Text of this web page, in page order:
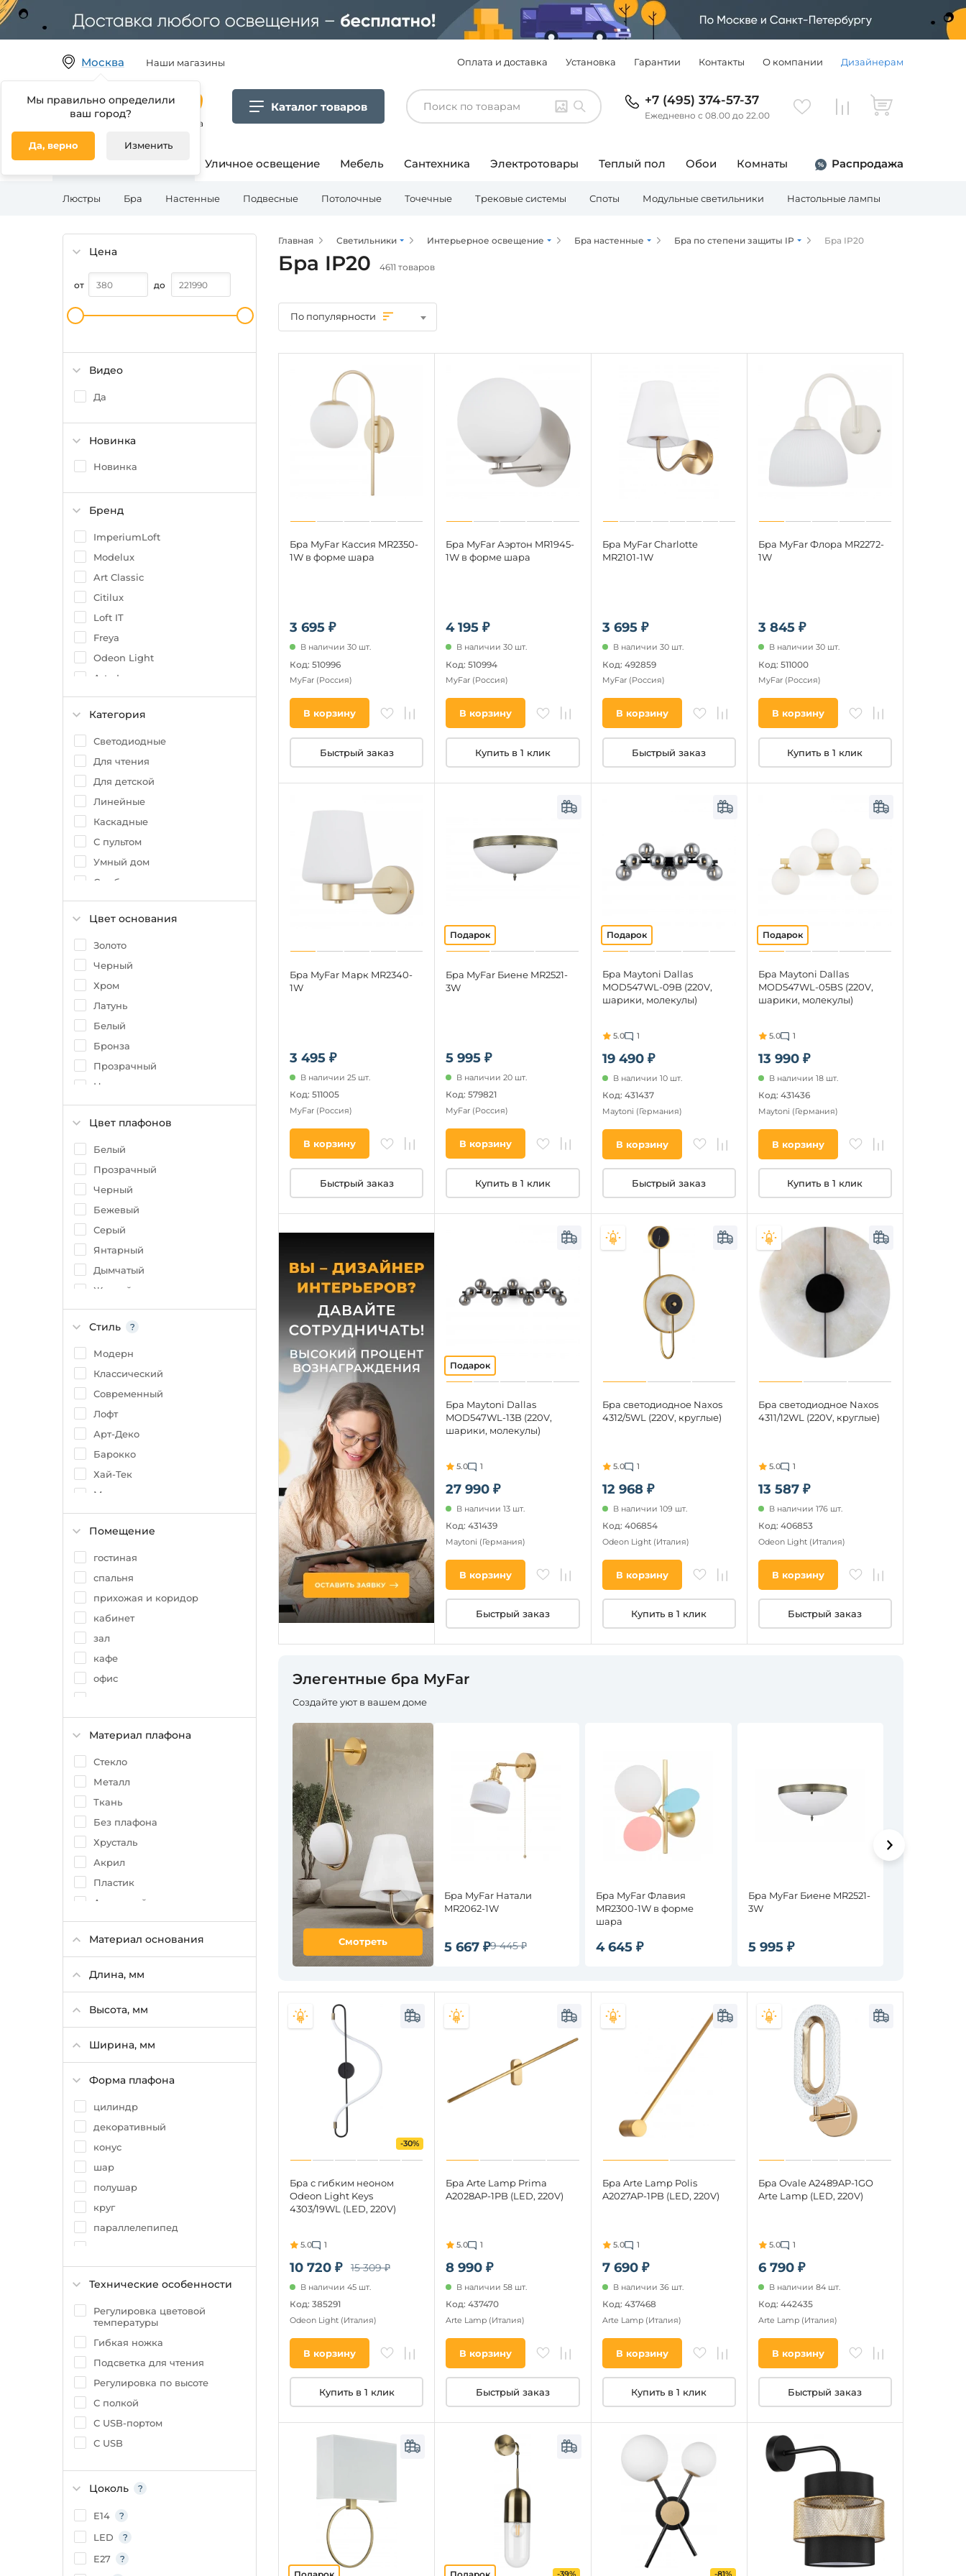
Москва
Мы правильно определили
ваш город?
Да, верно Изменить
Наши магазины Оплата и доставка Установка Гарантии Контакты О компании Дизайнерам
Гипермаркет товаров для дома
Каталог товаров +7 (495) 374-57-37
Ежедневно с 08.00 до 22.00
Освещение для дома Уличное освещение Мебель Сантехника Электротовары Теплый пол Обои Комнаты Распродажа
Люстры Бра Настенные Подвесные Потолочные Точечные Трековые системы Споты Модульные светильники Настольные лампы
Цена
от до
Видео
Да
Новинка
Новинка
Бренд
ImperiumLoft
Modelux
Art Classic
Citilux
Loft IT
Freya
Odeon Light
Arte Lamp
Ambrella
Eurosvet
Crystal Lux
Omnilux
Reccagni Angelo
Maytoni
Категория
Светодиодные
Для чтения
Для детской
Линейные
Каскадные
С пультом
Умный дом
С гибким неоном
На штанге
Цвет основания
Золото
Черный
Хром
Латунь
Белый
Бронза
Прозрачный
Никель
Коричневый
Бежевый
Серый
Серебро
Древесный
Желтый
Цвет плафонов
Белый
Прозрачный
Черный
Бежевый
Серый
Янтарный
Дымчатый
Желтый
Золото
Коричневый
Матовый
Латунь
Хром
Зеленый
Стиль
Модерн
Классический
Современный
Лофт
Арт-Деко
Барокко
Хай-Тек
Минимализм
Ампир
Кантри
Техно
Флористика
Скандинавский
Ретро
Помещение
гостиная
спальня
прихожая и коридор
кабинет
зал
кафе
офис
кухня
дача
детская
магазин
над обеденным столом
над кухонным островом
Материал плафона
Стекло
Металл
Ткань
Без плафона
Хрусталь
Акрил
Пластик
Алюминий
Дерево
ПВХ
Камень
Материал основания
Длина, мм
Высота, мм
Ширина, мм
Форма плафона
цилиндр
декоративный
конус
шар
полушар
круг
параллелепипед
полусфера
куб
прямоугольник
полукруг
призма
бокал
Технические особенности
Регулировка цветовой
температуры
Гибкая ножка
Подсветка для чтения
Регулировка по высоте
С полкой
С USB-портом
С USB
Регулировка яркости
Ночной режим
Цоколь
E14
LED
E27
Главная Светильники Интерьерное освещение Бра настенные Бра по степени защиты IP Бра IP20
Бра IP20 4611 товаров
По популярности
3 695 ₽
Бра MyFar Кассия MR2350-
1W в форме шара
В наличии 30 шт.
Код: 510996
MyFar (Россия)
В корзину
Быстрый заказ
4 195 ₽
Бра MyFar Аэртон MR1945-
1W в форме шара
В наличии 30 шт.
Код: 510994
MyFar (Россия)
В корзину
Купить в 1 клик
3 695 ₽
Бра MyFar Charlotte
MR2101-1W
В наличии 30 шт.
Код: 492859
MyFar (Россия)
В корзину
Быстрый заказ
3 845 ₽
Бра MyFar Флора MR2272-
1W
В наличии 30 шт.
Код: 511000
MyFar (Россия)
В корзину
Купить в 1 клик
3 495 ₽
Бра MyFar Марк MR2340-
1W
В наличии 25 шт.
Код: 511005
MyFar (Россия)
В корзину
Быстрый заказ
5 995 ₽
Бра MyFar Биене MR2521-
3W
В наличии 20 шт.
Код: 579821
MyFar (Россия)
В корзину
Купить в 1 клик
19 490 ₽
Бра Maytoni Dallas
MOD547WL-09B (220V,
шарики, молекулы)
5.0 1
В наличии 10 шт.
Код: 431437
Maytoni (Германия)
В корзину
Быстрый заказ
13 990 ₽
Бра Maytoni Dallas
MOD547WL-05BS (220V,
шарики, молекулы)
5.0 1
В наличии 18 шт.
Код: 431436
Maytoni (Германия)
В корзину
Купить в 1 клик
27 990 ₽
Бра Maytoni Dallas
MOD547WL-13B (220V,
шарики, молекулы)
5.0 1
В наличии 13 шт.
Код: 431439
Maytoni (Германия)
В корзину
Быстрый заказ
12 968 ₽
Бра светодиодное Naxos
4312/5WL (220V, круглые)
5.0 1
В наличии 109 шт.
Код: 406854
Odeon Light (Италия)
В корзину
Купить в 1 клик
13 587 ₽
Бра светодиодное Naxos
4311/12WL (220V, круглые)
5.0 1
В наличии 176 шт.
Код: 406853
Odeon Light (Италия)
В корзину
Быстрый заказ
Элегентные бра MyFar
Создайте уют в вашем доме
Смотреть
Бра MyFar Натали
MR2062-1W
5 667 ₽9 445 ₽
Бра MyFar Флавия
MR2300-1W в форме
шара
4 645 ₽
Бра MyFar Биене MR2521-
3W
5 995 ₽
10 720 ₽ 15 309 ₽
-30%
Бра с гибким неоном
Odeon Light Keys
4303/19WL (LED, 220V)
5.0 1
В наличии 45 шт.
Код: 385291
Odeon Light (Италия)
В корзину
Купить в 1 клик
8 990 ₽
Бра Arte Lamp Prima
A2028AP-1PB (LED, 220V)
5.0 1
В наличии 58 шт.
Код: 437470
Arte Lamp (Италия)
В корзину
Быстрый заказ
7 690 ₽
Бра Arte Lamp Polis
A2027AP-1PB (LED, 220V)
5.0 1
В наличии 36 шт.
Код: 437468
Arte Lamp (Италия)
В корзину
Купить в 1 клик
6 790 ₽
Бра Ovale A2489AP-1GO
Arte Lamp (LED, 220V)
5.0 1
В наличии 84 шт.
Код: 442435
Arte Lamp (Италия)
В корзину
Быстрый заказ
-39% -81%